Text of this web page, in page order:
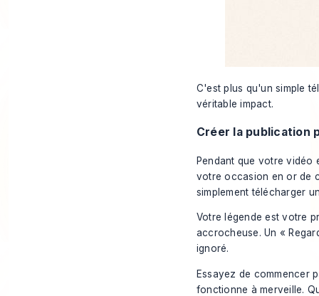
C'est plus qu'un simple
véritable impact.
Créer la publication
Pendant que votre vidéo
votre occasion en or de
simplement télécharger
Votre légende est votre
accrocheuse. Un «
ignoré.
Essayez de commencer
fonctionne à merveille.